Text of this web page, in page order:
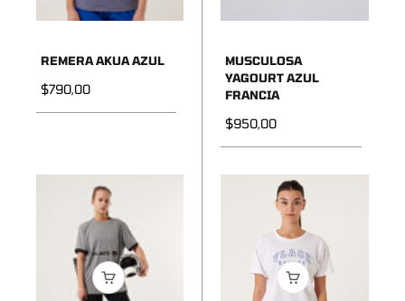
REMERA AKUA AZUL
Precio de oferta
$790,00
MUSCULOSA
YAGOURT AZUL
FRANCIA
Precio de oferta
$950,00